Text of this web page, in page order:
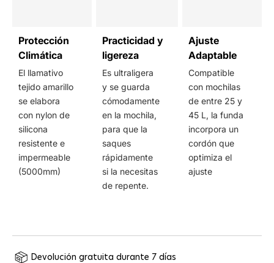
Protección
Climática
El llamativo
tejido amarillo
se elabora
con nylon de
silicona
resistente e
impermeable
(5000mm)
Practicidad y
ligereza
Es ultraligera
y se guarda
cómodamente
en la mochila,
para que la
saques
rápidamente
si la necesitas
de repente.
Ajuste
Adaptable
Compatible
con mochilas
de entre 25 y
45 L, la funda
incorpora un
cordón que
optimiza el
ajuste
Devolución gratuita durante 7 días